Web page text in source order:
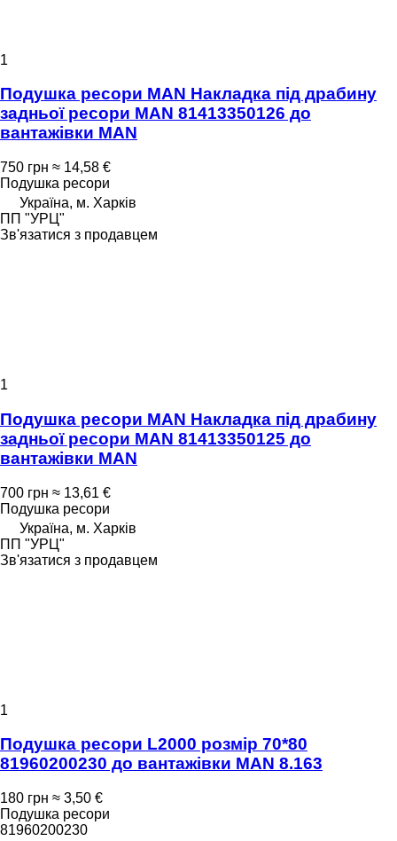
1
Подушка ресори MAN Накладка під драбину
задньої ресори MAN 81413350126 до
вантажівки MAN
750 грн ≈ 14,58 €
Подушка ресори
Україна, м. Харків
ПП "УРЦ"
Зв'язатися з продавцем
1
Подушка ресори MAN Накладка під драбину
задньої ресори MAN 81413350125 до
вантажівки MAN
700 грн ≈ 13,61 €
Подушка ресори
Україна, м. Харків
ПП "УРЦ"
Зв'язатися з продавцем
1
Подушка ресори L2000 розмір 70*80
81960200230 до вантажівки MAN 8.163
180 грн ≈ 3,50 €
Подушка ресори
81960200230